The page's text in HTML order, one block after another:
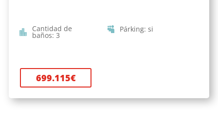
Cantidad de
baños: 3
Párking: si
699.115€